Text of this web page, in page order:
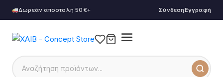
Δωρεάν αποστολή 50€+ ΣύνδεσηΕγγραφή